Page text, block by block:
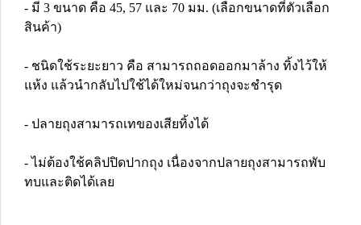
- มี 3 ขนาด คือ 45, 57 และ 70 มม. (เลือกขนาดที่ตัวเลือก
สินค้า)
- ชนิดใช้ระยะยาว คือ สามารถถอดออกมาล้าง ทิ้งไว้ให้
แห้ง แล้วนำกลับไปใช้ได้ใหม่จนกว่าถุงจะชำรุด
- ปลายถุงสามารถเทของเสียทิ้งได้
- ไม่ต้องใช้คลิปปิดปากถุง เนื่องจากปลายถุงสามารถพับ
ทบและติดได้เลย